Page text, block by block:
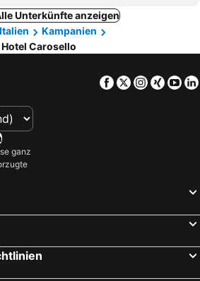
Unterkünfte anzeigen
Italien
Kampanien
Hotel Carosello
Facebook
TwitterXing
ganz